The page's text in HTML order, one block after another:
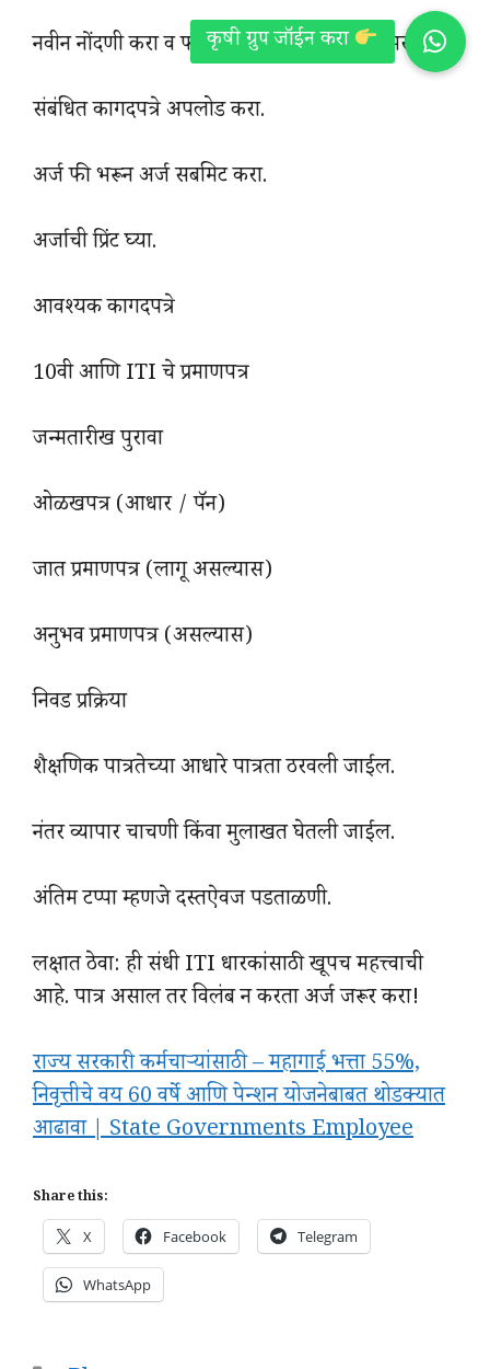
नवीन नोंदणी करा व फॉर्ममध्ये आवश्यक माहिती भरा.
संबंधित कागदपत्रे अपलोड करा.
अर्ज फी भरून अर्ज सबमिट करा.
अर्जाची प्रिंट घ्या.
आवश्यक कागदपत्रे
10वी आणि ITI चे प्रमाणपत्र
जन्मतारीख पुरावा
ओळखपत्र (आधार / पॅन)
जात प्रमाणपत्र (लागू असल्यास)
अनुभव प्रमाणपत्र (असल्यास)
निवड प्रक्रिया
शैक्षणिक पात्रतेच्या आधारे पात्रता ठरवली जाईल.
नंतर व्यापार चाचणी किंवा मुलाखत घेतली जाईल.
अंतिम टप्पा म्हणजे दस्तऐवज पडताळणी.
लक्षात ठेवा: ही संधी ITI धारकांसाठी खूपच महत्त्वाची
आहे. पात्र असाल तर विलंब न करता अर्ज जरूर करा!
राज्य सरकारी कर्मचाऱ्यांसाठी – महागाई भत्ता 55%,
निवृत्तीचे वय 60 वर्षे आणि पेन्शन योजनेबाबत थोडक्यात
आढावा | State Governments Employee
Share this:
X Facebook Telegram
WhatsApp